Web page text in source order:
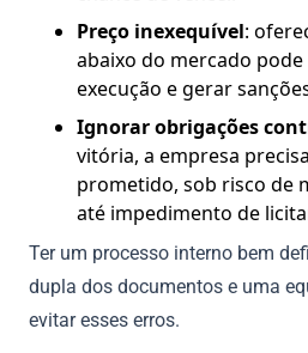
Preço inexequível:
abaixo do mercado
execução e gerar
Ignorar obrigações
vitória, a empresa
prometido, sob risco de
até impedimento de
Ter um processo interno bem
dupla dos documentos e uma
evitar esses erros.